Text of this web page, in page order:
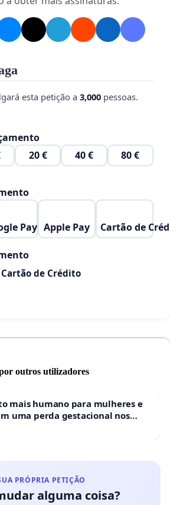
comerciantes, incentivados
local, com a
o meio ambiente e, em face
com o poder público para
o presente e o futuro da
esta petição a 3,000 pessoas.
20 € 40 € 80 €
Pay Apple Pay Cartão de
Cartão de Crédito
outros utilizadores
mais humano para mulheres e
uma perda gestacional nos
PRÓPRIA PETIÇÃO
alguma coisa?